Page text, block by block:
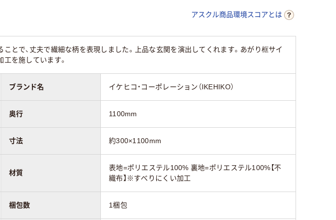
アスクル商品環境スコアとは
とで、丈夫で繊細な柄を表現しました。上品な玄関を演出してくれます。あがり框サイ
を施しています。
ブランド名 イケヒコ・コーポレーション（IKEHIKO）
奥行 1100mm
寸法 約300×1100mm
材質
表地=ポリエステル100% 裏地=ポリエステル100%【不
織布】※すべりにくい加工
梱包数 1梱包